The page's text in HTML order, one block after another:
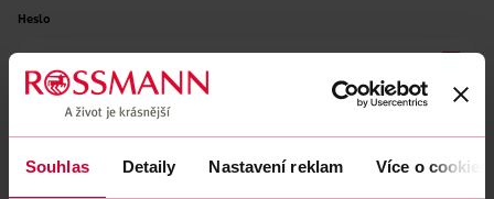
Souhlas Detaily Nastavení reklam Více o cookies
Heslo
Zapomenuté heslo
PŘIHLÁSIT SE